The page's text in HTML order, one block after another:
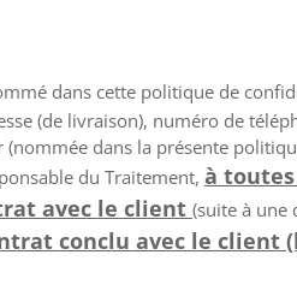
dans cette politique de
(de livraison), numéro de
dans la présente
du Traitement, à
avec le client (suite à une
conclu avec le client